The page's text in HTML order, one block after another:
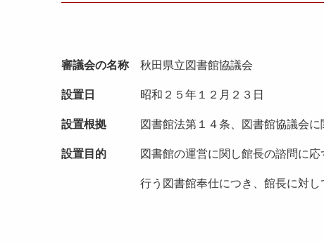
審議会の名称 秋田県立図書館協議会
設置日 昭和２５年１２月２３日
設置根拠 図書館法第１４条、図書館協議会に
設置目的 図書館の運営に関し館長の諮問に
行う図書館奉仕につき、館長に対して